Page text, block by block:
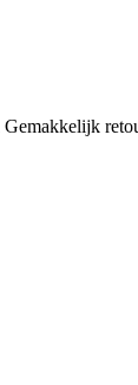
Gemakkelijk